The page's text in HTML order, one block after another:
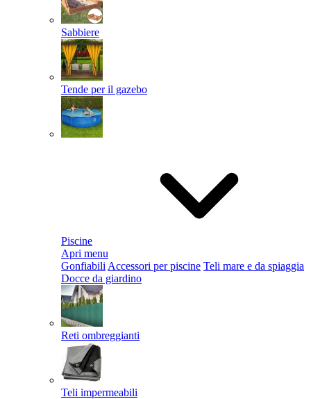
Sabbiere
Tende per il gazebo
Piscine
Apri menu
Gonfiabili Accessori per piscine Teli mare e da spiaggia
Docce da giardino
Reti ombreggianti
Teli impermeabili